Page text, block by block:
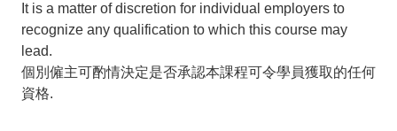
It is a matter of discretion for individual employers to
recognize any qualification to which this course may
lead.
個別僱主可酌情決定是否承認本課程可令學員獲取的任何
資格.